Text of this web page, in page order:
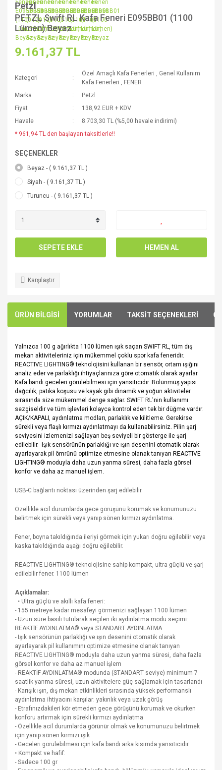
Petzl
PETZL Swift RL Kafa Feneri E095BB01 (1100
Lümen) Beyaz
9.161,37 TL
Kategori
Özel Amaçlı Kafa Fenerleri , Genel Kullanım
Kafa Fenerleri , FENER
Marka
Petzl
Fiyat
138,92 EUR + KDV
Havale
8.703,30 TL (%5,00 havale indirimi)
* 961,94 TL den başlayan taksitlerle!!
SEÇENEKLER
Beyaz - ( 9.161,37 TL )
Siyah - ( 9.161,37 TL )
Turuncu - ( 9.161,37 TL )
SEPETE EKLE HEMEN AL
Karşılaştır
ÜRÜN BİLGİSİ YORUMLAR TAKSİT SEÇENEKLERİ
Yalnızca 100 g ağırlıkta 1100 lümen ışık saçan SWIFT RL, tüm dış
mekan aktiviteleriniz için mükemmel çoklu spor kafa feneridir.
REACTIVE LIGHTING® teknolojisini kullanan bir sensör, ortam ışığını
analiz eder ve parlaklığı ihtiyaçlarınıza göre otomatik olarak ayarlar.
Kafa bandı geceleri görülebilmesi için yansıtıcıdır. Bölünmüş yapısı
dağcılık, patika koşusu ve kayak gibi dinamik ve yoğun aktiviteler
sırasında size mükemmel denge sağlar. SWIFT RL'nin kullanımı
sezgiseldir ve tüm işlevleri kolayca kontrol eden tek bir düğme vardır:
AÇIK/KAPALI, aydınlatma modları, parlaklık ve kilitleme. Gerekirse
sürekli veya flaşlı kırmızı aydınlatmayı da kullanabilirsiniz. Pilin şarj
seviyesini izlemenizi sağlayan beş seviyeli bir gösterge ile şarj
edilebilir.
Işık sensörünün parlaklığı ve ışın desenini otomatik olarak
ayarlayarak pil ömrünü optimize etmesine olanak tanıyan REACTIVE
LIGHTING® moduyla daha uzun yanma süresi, daha fazla görsel
konfor ve daha az manuel işlem.
USB-C bağlantı noktası üzerinden şarj edilebilir.
Özellikle acil durumlarda gece görüşünü korumak ve konumunuzu
belirtmek için sürekli veya yanıp sönen kırmızı aydınlatma.
Fener, boyna takıldığında ileriyi görmek için yukarı doğru eğilebilir veya
kaska takıldığında aşağı doğru eğilebilir.
REACTIVE LIGHTING® teknolojisine sahip kompakt, ultra güçlü ve şarj
edilebilir fener. 1100 lümen
Açıklamalar:
• Ultra güçlü ve akıllı kafa feneri:
- 155 metreye kadar mesafeyi görmenizi sağlayan 1100 lümen
- Uzun süre basılı tutularak seçilen iki aydınlatma modu seçimi:
REAKTİF AYDINLATMA® veya STANDART AYDINLATMA
- Işık sensörünün parlaklığı ve ışın desenini otomatik olarak
ayarlayarak pil kullanımını optimize etmesine olanak tanıyan
REACTIVE LIGHTING® moduyla daha uzun yanma süresi, daha fazla
görsel konfor ve daha az manuel işlem
- REAKTİF AYDINLATMA® modunda (STANDART seviye) minimum 7
saatlik yanma süresi, uzun aktivitelere güç sağlamak için tasarlandı
- Karışık ışın, dış mekan etkinlikleri sırasında yüksek performanslı
aydınlatma ihtiyacını karşılar: yakınlık veya uzak görüş
- Etrafınızdakileri kör etmeden gece görüşünü korumak ve okurken
konforu artırmak için sürekli kırmızı aydınlatma
- Özellikle acil durumlarda görünür olmak ve konumunuzu belirtmek
için yanıp sönen kırmızı ışık
- Geceleri görülebilmesi için kafa bandı arka kısımda yansıtıcıdır
• Kompakt ve hafif:
- Sadece 100 gr